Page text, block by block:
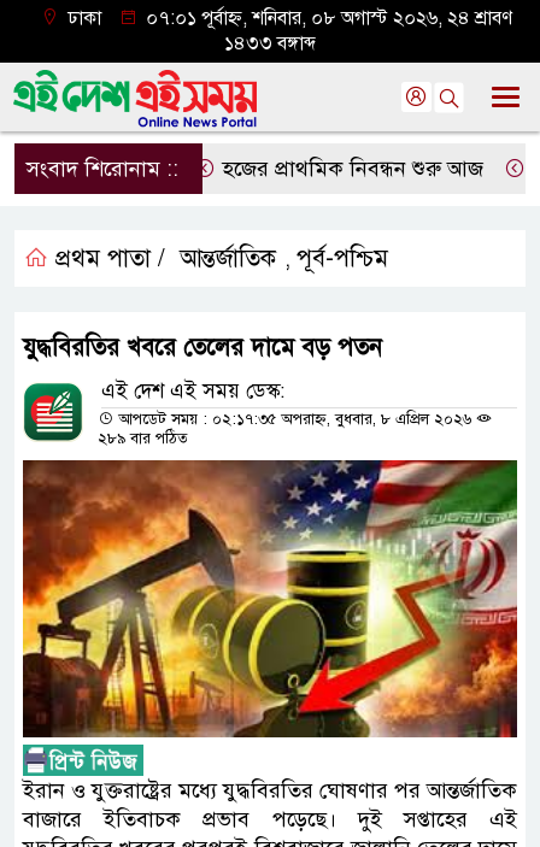
ঢাকা
০৭:০১ পূর্বাহ্ন, শনিবার, ০৮ অগাস্ট ২০২৬, ২৪ শ্রাবণ
১৪৩৩ বঙ্গাব্দ
সংবাদ শিরোনাম :: হজের প্রাথমিক নিবন্ধন শুরু আজ
প্রথম পাতা / আন্তর্জাতিক , পূর্ব-পশ্চিম
যুদ্ধবিরতির খবরে তেলের দামে বড় পতন
এই দেশ এই সময় ডেস্ক:
আপডেট সময় : ০২:১৭:৩৫ অপরাহ্ন, বুধবার, ৮ এপ্রিল ২০২৬
২৮৯ বার পঠিত
ইরান ও যুক্তরাষ্ট্রের মধ্যে যুদ্ধবিরতির ঘোষণার পর আন্তর্জাতিক
বাজারে ইতিবাচক প্রভাব পড়েছে। দুই সপ্তাহের এই